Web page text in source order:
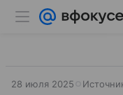
28 июля 2025